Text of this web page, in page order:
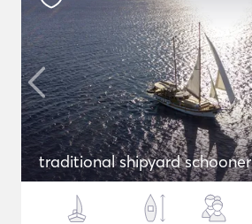
traditional shipyard schooner